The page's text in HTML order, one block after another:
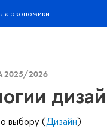
экономики
2025/2026
выбору (Дизайн)